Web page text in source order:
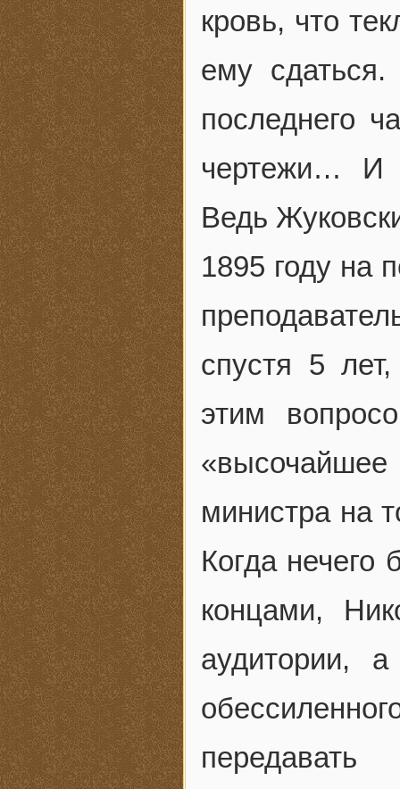
кровь, что
ему
последнего
чертежи… И
Ведь
1895 году на
спустя 5
этим
министра на
Когда нечего
концами,
аудитории,